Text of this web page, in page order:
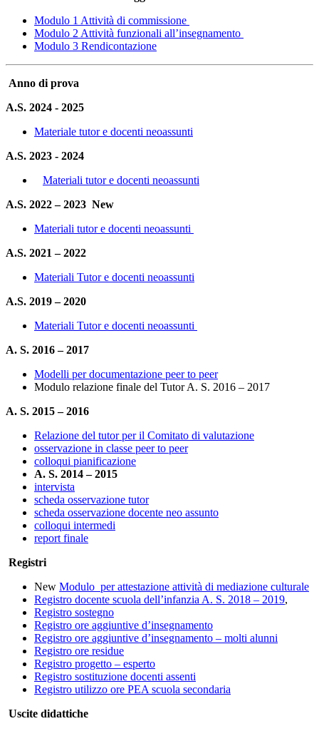
Modulo 1 Attività di commissione
Modulo 2 Attività funzionali all’insegnamento
Modulo 3 Rendicontazione
Anno di prova
A.S. 2024 - 2025
Materiale tutor e docenti neoassunti
A.S. 2023 - 2024
Materiali tutor e docenti neoassunti
A.S. 2022 – 2023 New
Materiali tutor e docenti neoassunti
A.S. 2021 – 2022
Materiali Tutor e docenti neoassunti
A.S. 2019 – 2020
Materiali Tutor e docenti neoassunti
A. S. 2016 – 2017
Modelli per documentazione peer to peer
Modulo relazione finale del Tutor A. S. 2016 – 2017
A. S. 2015 – 2016
Relazione del tutor per il Comitato di valutazione
osservazione in classe peer to peer
colloqui pianificazione
A. S. 2014 – 2015
intervista
scheda osservazione tutor
scheda osservazione docente neo assunto
colloqui intermedi
report finale
Registri
New Modulo per attestazione attività di mediazione culturale
Registro docente scuola dell’infanzia A. S. 2018 – 2019,
Registro sostegno
Registro ore aggiuntive d’insegnamento
Registro ore aggiuntive d’insegnamento – molti alunni
Registro ore residue
Registro progetto – esperto
Registro sostituzione docenti assenti
Registro utilizzo ore PEA scuola secondaria
Uscite didattiche